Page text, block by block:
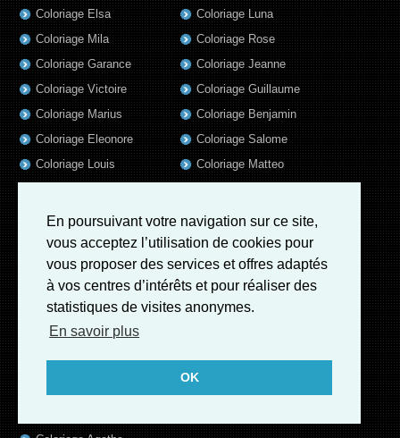
En poursuivant votre navigation sur ce site,
vous acceptez l’utilisation de cookies pour
vous proposer des services et offres adaptés
à vos centres d’intérêts et pour réaliser des
statistiques de visites anonymes.
En savoir plus
OK
Coloriage Elsa
Coloriage Mila
Coloriage Garance
Coloriage Victoire
Coloriage Marius
Coloriage Eleonore
Coloriage Louis
Coloriage Simon
Coloriage Julien
Coloriage Lina
Coloriage Nina
Coloriage Arthur
Coloriage Noe
Coloriage William
Coloriage Luna
Coloriage Rose
Coloriage Jeanne
Coloriage Guillaume
Coloriage Benjamin
Coloriage Salome
Coloriage Matteo
Coloriage Martin
Coloriage Alicia
Coloriage Heloïse
Coloriage Felix
Coloriage Rayan
Coloriage Ambre